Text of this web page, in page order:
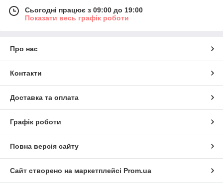
Сьогодні працює з 09:00 до 19:00
Показати весь графік роботи
Про нас
Контакти
Доставка та оплата
Графік роботи
Повна версія сайту
Сайт створено на маркетплейсі Prom.ua